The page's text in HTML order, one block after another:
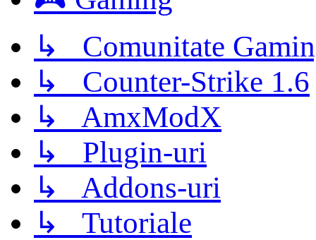
↳ Comunitate
↳ Counter-Strike 1.6
↳ AmxModX
↳ Plugin-uri
↳ Addons-uri
↳ Tutoriale